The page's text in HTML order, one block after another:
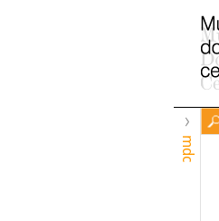
mdc